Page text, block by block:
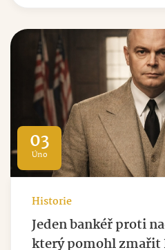
03
Úno
Historie
Jeden bankéř proti
který pomohl